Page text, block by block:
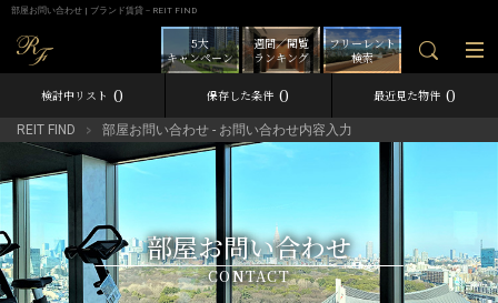
部屋お問い合わせ | ブランド賃貸－REIT FIND
フリーレント
検索
週間／閲覧
ランキング
5大
キャンペーン
検討中リスト 0 保存した条件 0 最近見た物件 0
REIT FIND 部屋お問い合わせ - お問い合わせ内容入力
部屋お問い合わせ
CONTACT